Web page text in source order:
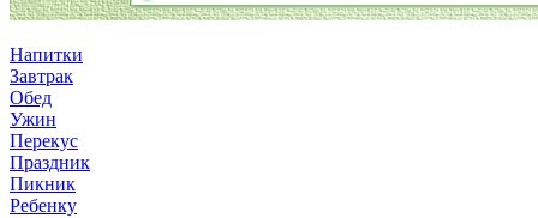
Напитки
Завтрак
Обед
Ужин
Перекус
Праздник
Пикник
Ребенку